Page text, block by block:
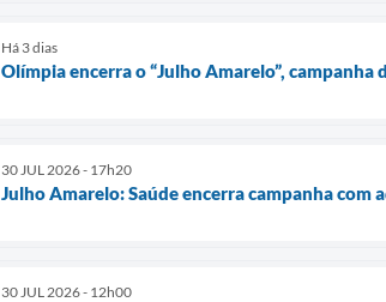
Há 3 dias
Olímpia encerra o “Julho Amarelo”,
30 JUL 2026 - 17h20
Julho Amarelo: Saúde encerra campanha com
30 JUL 2026 - 12h00